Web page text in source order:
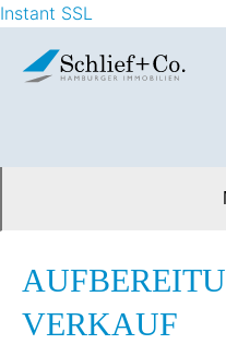
Instant SSL
VERKAUF